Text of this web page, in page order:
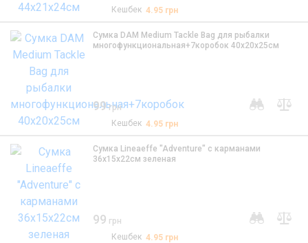
Кешбек4.95 грн
Сумка DAM Medium Tackle Bag для рыбалки
многофункциональная+7коробок 40x20х25см
99 грн
Кешбек4.95 грн
Сумка Lineaeffe "Adventure" с карманами
36х15х22см зеленая
99 грн
Кешбек4.95 грн